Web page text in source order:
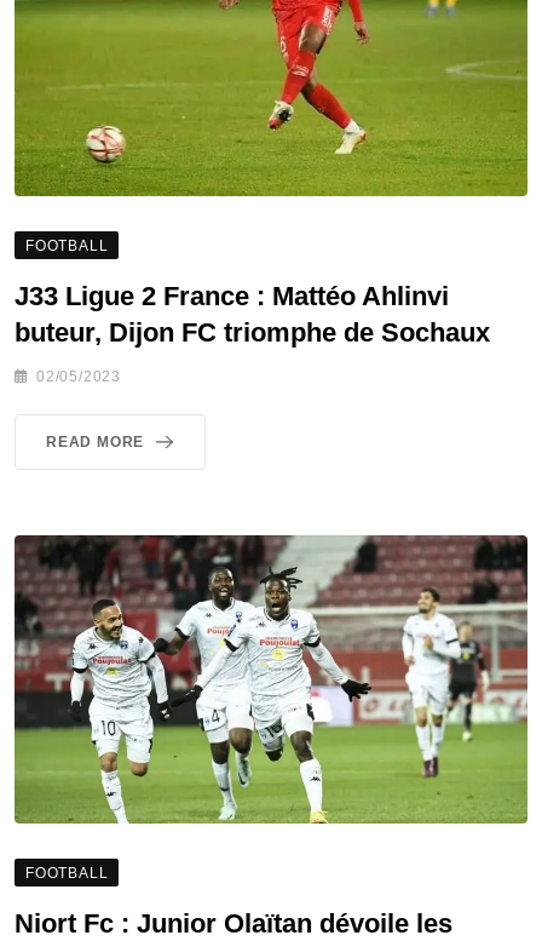
FOOTBALL
J33 Ligue 2 France : Mattéo Ahlinvi
buteur, Dijon FC triomphe de Sochaux
02/05/2023
READ MORE
FOOTBALL
Niort Fc : Junior Olaïtan dévoile les